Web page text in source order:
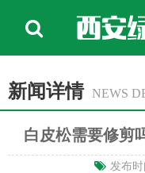
西安
新闻详情 NEWS
白皮松需要修剪
发布时